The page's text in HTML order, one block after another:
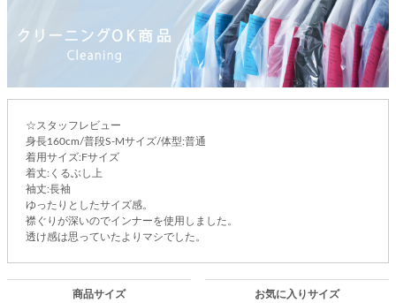
☆スタッフレビュー
身長160cm/普段S-Mサイズ/体型:普通
着用サイズ:Fサイズ
着丈:くるぶし上
袖丈:長袖
ゆったりとしたサイズ感。
襟ぐりが深いのでインナーを使用しました。
透け感は思っていたよりマシでした。
商品サイズ お気に入りサイズ